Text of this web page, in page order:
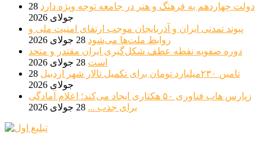
دولت چهاردهم به فرهنگ و هنر در جامعه توجه ویژه دارد 28
جولای 2026
پیوند تمدنی ایران و آذربایجان موجب ارتقای امنیت ملی و
روابط ملت‌ها می‌شود 28 جولای 2026
دوره صفویه نقطه عطف شکل‌گیری ایران مقتدر و متحد
است 28 جولای 2026
تامین ۲۳۰میلیارد تومان برای تکمیل تالار شهر اردبیل
28
جولای 2026
زپارس هاب فناوری ۵۰ هکتاری ایجاد می‌کند؛ اعلام آمادگی
برای جذب ... 28 جولای 2026